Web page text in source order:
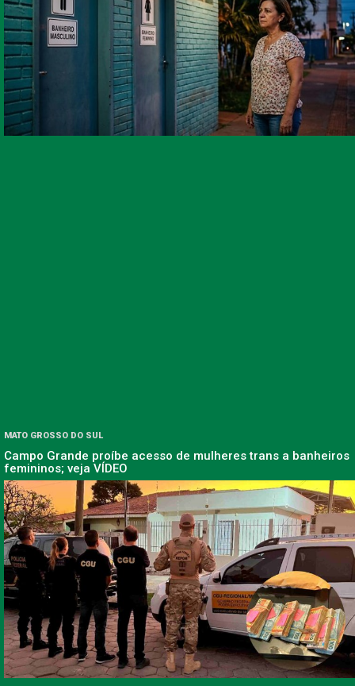
MATO GROSSO DO SUL
Campo Grande proíbe acesso de mulheres trans a banheiros
femininos; veja VÍDEO